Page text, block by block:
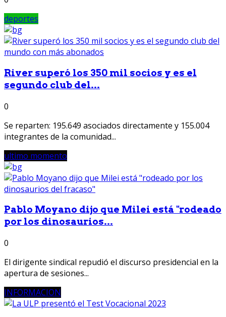
deportes
River superó los 350 mil socios y es el
segundo club del...
0
Se reparten: 195.649 asociados directamente y 155.004
integrantes de la comunidad...
ultimo momento
Pablo Moyano dijo que Milei está "rodeado
por los dinosaurios...
0
El dirigente sindical repudió el discurso presidencial en la
apertura de sesiones...
INFORMACION